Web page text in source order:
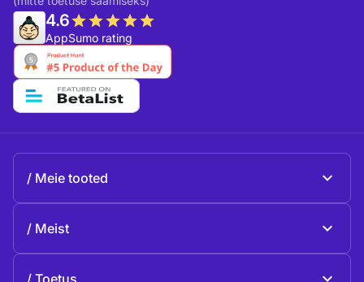
4.6
AppSumo rating
Meie tooted
Meist
Toetus